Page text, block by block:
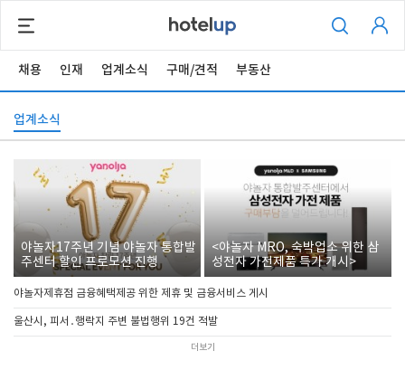
채용 인재 업계소식 구매/견적 부동산
업계소식
야놀자17주년 기념 야놀자 통합발
주센터 할인 프로모션 진행
<야놀자 MRO, 숙박업소 위한 삼
성전자 가전제품 특가 개시>
야놀자제휴점 금융혜택제공 위한 제휴 및 금융서비스 게시
울산시, 피서․행락지 주변 불법행위 19건 적발
더보기